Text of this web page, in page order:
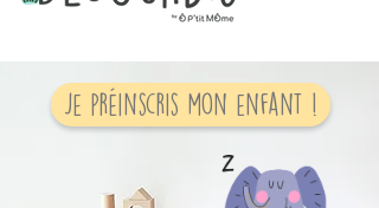
Je préinscris mon enfant !